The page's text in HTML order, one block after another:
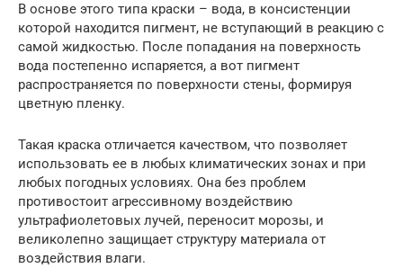
В основе этого типа краски – вода, в консистенции
которой находится пигмент, не вступающий в реакцию с
самой жидкостью. После попадания на поверхность
вода постепенно испаряется, а вот пигмент
распространяется по поверхности стены, формируя
цветную пленку.
Такая краска отличается качеством, что позволяет
использовать ее в любых климатических зонах и при
любых погодных условиях. Она без проблем
противостоит агрессивному воздействию
ультрафиолетовых лучей, переносит морозы, и
великолепно защищает структуру материала от
воздействия влаги.